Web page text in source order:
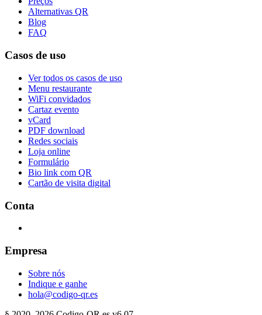
Alternativas QR
Blog
FAQ
Casos de uso
Ver todos os casos de uso
Menu restaurante
WiFi convidados
Cartaz evento
vCard
PDF download
Redes sociais
Loja online
Formulário
Bio link com QR
Cartão de visita digital
Conta
Empresa
Sobre nós
Indique e ganhe
hola@codigo-qr.es